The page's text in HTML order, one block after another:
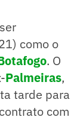
como o
. O
Palmeiras,
tarde para
com